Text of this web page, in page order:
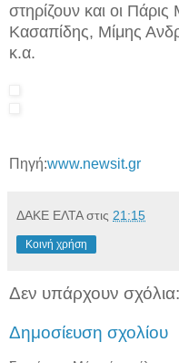
στηρίζουν και οι
Κασαπίδης, Μίμης
κ.α.
Πηγή:www.newsit.gr
ΔΑΚΕ ΕΛΤΑ στις 21:15
Κοινή χρήση
Δεν υπάρχουν σχόλια:
Δημοσίευση σχολίου